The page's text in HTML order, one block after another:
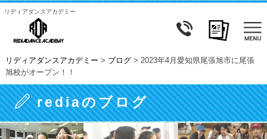
リディアダンスアカデミー
リディアダンスアカデミー > ブログ> 2023年4月愛知県尾張旭市に尾張
旭校がオープン！！
rediaのブログ